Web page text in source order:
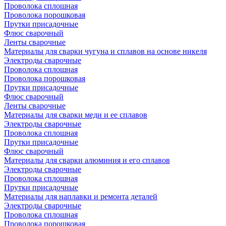
Проволока сплошная
Проволока порошковая
Прутки присадочные
Флюс сварочный
Ленты сварочные
Материалы для сварки чугуна и сплавов на основе никеля
Электроды сварочные
Проволока сплошная
Проволока порошковая
Прутки присадочные
Флюс сварочный
Ленты сварочные
Материалы для сварки меди и ее сплавов
Электроды сварочные
Проволока сплошная
Прутки присадочные
Флюс сварочный
Материалы для сварки алюминия и его сплавов
Электроды сварочные
Проволока сплошная
Прутки присадочные
Материалы для наплавки и ремонта деталей
Электроды сварочные
Проволока сплошная
Проволока порошковая